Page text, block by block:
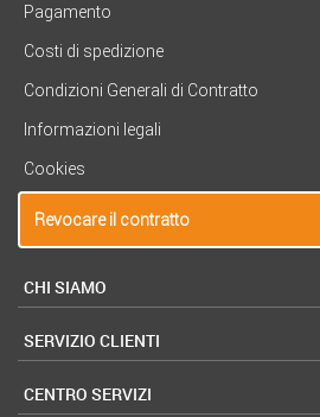
Pagamento
Costi di spedizione
Condizioni Generali di Contratto
Informazioni legali
Cookies
Revocare il contratto
CHI SIAMO
SERVIZIO CLIENTI
CENTRO SERVIZI